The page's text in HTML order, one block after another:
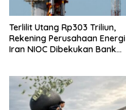
Terlilit Utang Rp303 Triliun,
Rekening Perusahaan Energi
Iran NIOC Dibekukan Bank